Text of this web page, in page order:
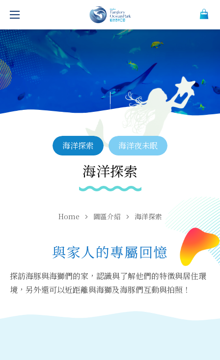
海洋探索 海洋夜未眠
海洋探索
Home 園區介紹 海洋探索
與家人的專屬回憶
探訪海豚與海獅們的家，認識與了解他們的特徵與居住環
境，另外還可以近距離與海獅及海豚們互動與拍照！